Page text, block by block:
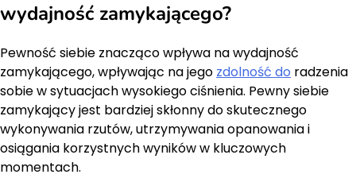
wydajność zamykającego?
Pewność siebie znacząco wpływa na wydajność
zamykającego, wpływając na jego zdolność do radzenia
sobie w sytuacjach wysokiego ciśnienia. Pewny siebie
zamykający jest bardziej skłonny do skutecznego
wykonywania rzutów, utrzymywania opanowania i
osiągania korzystnych wyników w kluczowych
momentach.